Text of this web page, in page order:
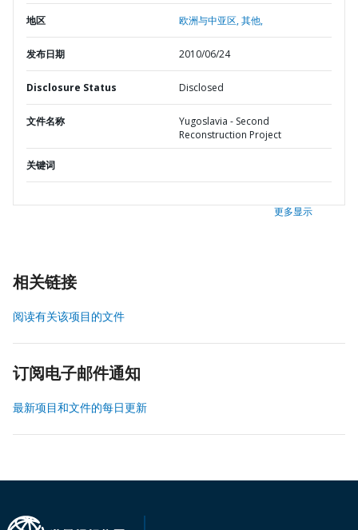
地区 欧洲与中亚区,其他,
发布日期 2010/06/24
Disclosure Status Disclosed
文件名称
Yugoslavia - Second
Reconstruction Project
关键词
更多显示
相关链接
阅读有关该项目的文件
订阅电子邮件通知
最新项目和文件的每日更新